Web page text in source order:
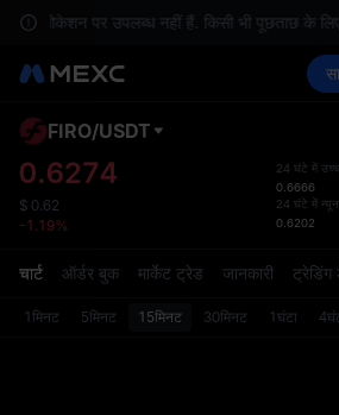
लोकेशन पर उपलब्ध नहीं हैं. किसी भी पूछताछ के
स्पॉट
FIRO/USDT
0.6274
$ 0.62
-1.19%
24 घंटे में
0.6666
24 घंटे में
0.6202
चार्ट ऑर्डर बुक मार्केट ट्रेड जानकारी ट्रेडिंग
1मिनट 5मिनट 15मिनट 30मिनट 1घंटा